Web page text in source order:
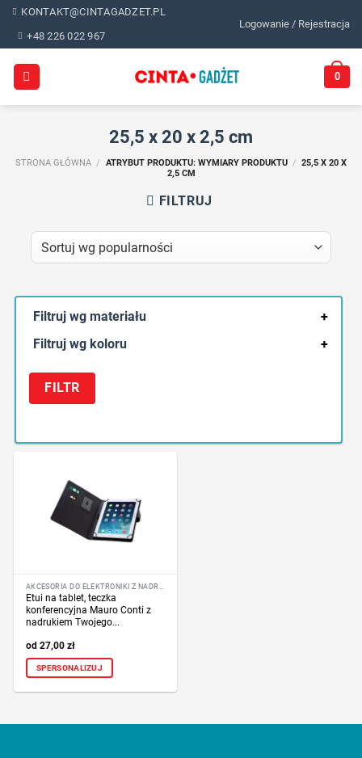
Skip
content
KONTAKT@CINTAGADZET.PL
+48 226 022 967
Logowanie / Rejestracja
0
25,5 x 20 x 2,5 cm
STRONA GŁÓWNA / ATRYBUT PRODUKTU: WYMIARY PRODUKTU / 25,5 X 20 X
2,5 CM
FILTRUJ
Filtruj wg materiału
+
Filtruj wg koloru
+
FILTR
Etui na tablet, teczka
konferencyjna Mauro Conti z
nadrukiem Twojego...
27,00 zł
SPERSONALIZUJ